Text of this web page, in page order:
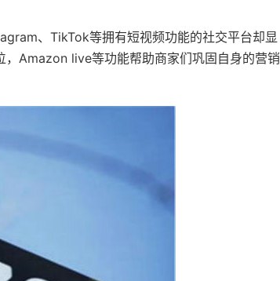
、TikTok等拥有短视频功能的社交平台却显
Amazon live等功能帮助商家们巩固自身的营销